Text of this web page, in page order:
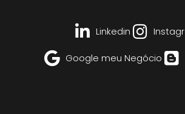
Linkedin
Google meu Negócio